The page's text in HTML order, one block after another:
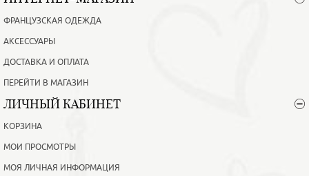
ФРАНЦУЗСКАЯ ОДЕЖДА
АКСЕССУАРЫ
ДОСТАВКА И ОПЛАТА
ПЕРЕЙТИ В МАГАЗИН
ЛИЧНЫЙ КАБИНЕТ
КОРЗИНА
МОИ ПРОСМОТРЫ
МОЯ ЛИЧНАЯ ИНФОРМАЦИЯ